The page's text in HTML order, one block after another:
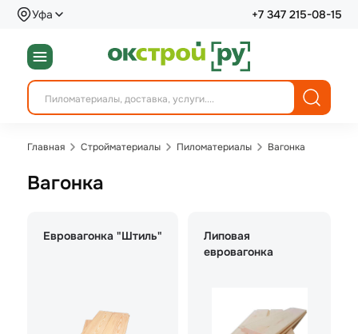
Уфа +7 347 215-08-15
Главная Стройматериалы Пиломатериалы Вагонка
Вагонка
Евровагонка "Штиль"
Липовая
евровагонка